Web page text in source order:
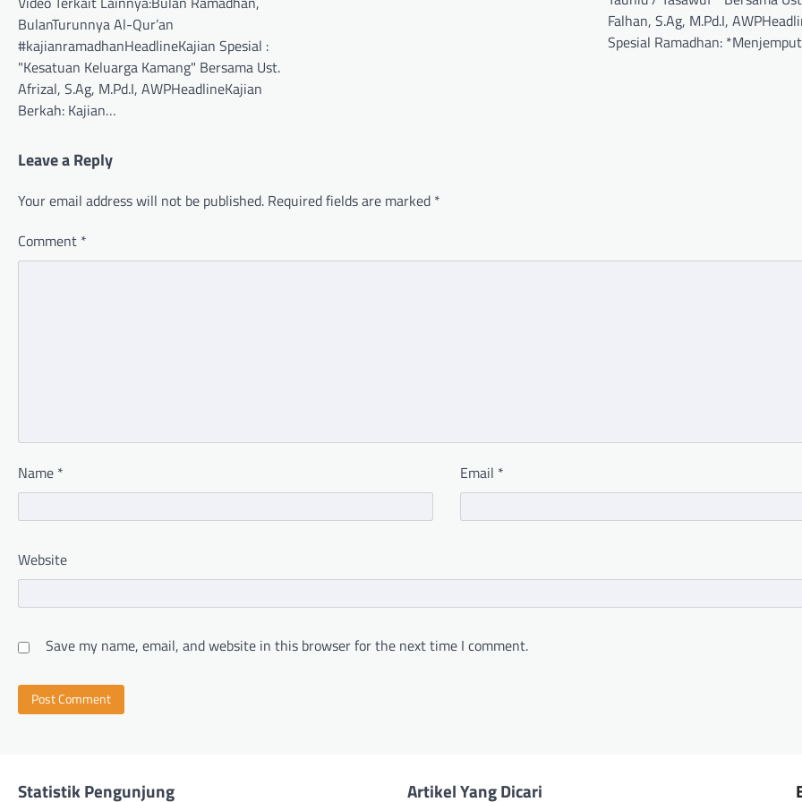
BulanTurunnya Al-Qur’an
#kajianramadhanHeadlineKajian Spesial :
"Kesatuan Keluarga Kamang" Bersama Ust.
Afrizal, S.Ag, M.Pd.I, AWPHeadlineKajian
Berkah: Kajian…
Falhan, S.Ag, M.Pd.I,
Spesial Ramadhan:
Leave a Reply
Your email address will not be published. Required fields are marked *
Comment *
Name * Email *
Website
Save my name, email, and website in this browser for the next time I comment.
Statistik Pengunjung Artikel Yang Dicari